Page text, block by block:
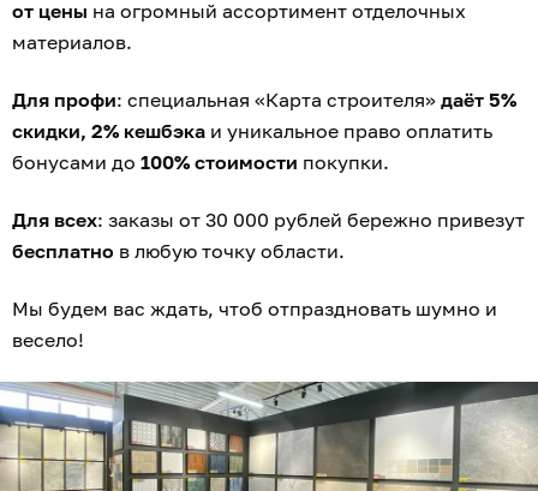
от цены на огромный ассортимент отделочных
материалов.
Для профи: специальная «Карта строителя» даёт 5%
скидки, 2% кешбэка и уникальное право оплатить
бонусами до 100% стоимости покупки.
Для всех: заказы от 30 000 рублей бережно привезут
бесплатно в любую точку области.
Мы будем вас ждать, чтоб отпраздновать шумно и
весело!